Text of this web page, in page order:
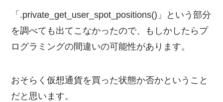
「.private_get_user_spot_positions()」という部分
を調べても出てこなかったので、もしかしたらプ
ログラミングの間違いの可能性があります。
おそらく仮想通貨を買った状態か否かということ
だと思います。